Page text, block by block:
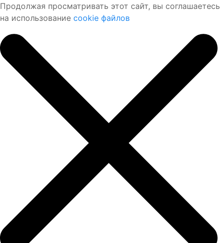
Продолжая просматривать этот сайт, вы соглашаетесь
на использование cookie файлов